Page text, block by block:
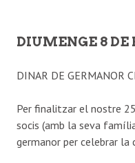
DIUMENGE 8 DE
DINAR DE GERMANOR
Per finalitzar el nostre
socis (amb la seva
germanor per celebrar la